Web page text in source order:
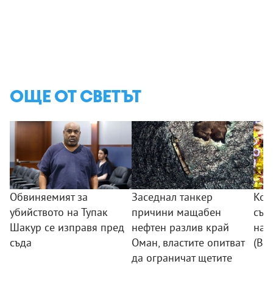
ОЩЕ ОТ СВЕТЪТ
Обвиняемият за
убийството на Тупак
Шакур се изправя пред
съда
Заседнал танкер
причини мащабен
нефтен разлив край
Оман, властите опитват
да ограничат щетите
на